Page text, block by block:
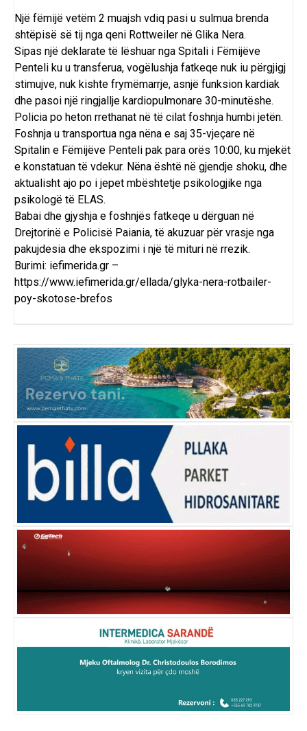
Një fëmijë vetëm 2 muajsh vdiq pasi u sulmua brenda
shtëpisë së tij nga qeni Rottweiler në Glika Nera.
Sipas një deklarate të lëshuar nga Spitali i Fëmijëve
Penteli ku u transferua, vogëlushja fatkeqe nuk iu përgjigj
stimujve, nuk kishte frymëmarrje, asnjë funksion kardiak
dhe pasoi një ringjallje kardiopulmonare 30-minutëshe.
Policia po heton rrethanat në të cilat foshnja humbi jetën.
Foshnja u transportua nga nëna e saj 35-vjeçare në
Spitalin e Fëmijëve Penteli pak para orës 10:00, ku mjekët
e konstatuan të vdekur. Nëna është në gjendje shoku, dhe
aktualisht ajo po i jepet mbështetje psikologjike nga
psikologë të ELAS.
Babai dhe gjyshja e foshnjës fatkeqe u dërguan në
Drejtorinë e Policisë Paiania, të akuzuar për vrasje nga
pakujdesia dhe ekspozimi i një të mituri në rrezik.
Burimi: iefimerida.gr –
https://www.iefimerida.gr/ellada/glyka-nera-rotbailer-
poy-skotose-brefos